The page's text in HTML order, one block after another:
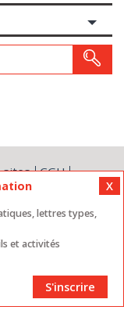
sites CGU
Contact
lettres types,
et activités
S'inscrire